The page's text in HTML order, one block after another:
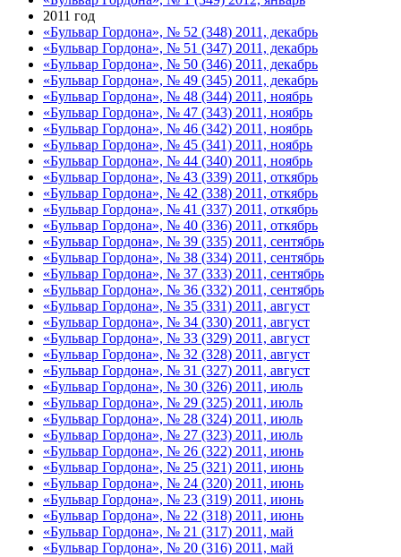
2011 год
«Бульвар Гордона», № 52 (348) 2011, декабрь
«Бульвар Гордона», № 51 (347) 2011, декабрь
«Бульвар Гордона», № 50 (346) 2011, декабрь
«Бульвар Гордона», № 49 (345) 2011, декабрь
«Бульвар Гордона», № 48 (344) 2011, ноябрь
«Бульвар Гордона», № 47 (343) 2011, ноябрь
«Бульвар Гордона», № 46 (342) 2011, ноябрь
«Бульвар Гордона», № 45 (341) 2011, ноябрь
«Бульвар Гордона», № 44 (340) 2011, ноябрь
«Бульвар Гордона», № 43 (339) 2011, откябрь
«Бульвар Гордона», № 42 (338) 2011, откябрь
«Бульвар Гордона», № 41 (337) 2011, откябрь
«Бульвар Гордона», № 40 (336) 2011, откябрь
«Бульвар Гордона», № 39 (335) 2011, сентябрь
«Бульвар Гордона», № 38 (334) 2011, сентябрь
«Бульвар Гордона», № 37 (333) 2011, сентябрь
«Бульвар Гордона», № 36 (332) 2011, сентябрь
«Бульвар Гордона», № 35 (331) 2011, август
«Бульвар Гордона», № 34 (330) 2011, август
«Бульвар Гордона», № 33 (329) 2011, август
«Бульвар Гордона», № 32 (328) 2011, август
«Бульвар Гордона», № 31 (327) 2011, август
«Бульвар Гордона», № 30 (326) 2011, июль
«Бульвар Гордона», № 29 (325) 2011, июль
«Бульвар Гордона», № 28 (324) 2011, июль
«Бульвар Гордона», № 27 (323) 2011, июль
«Бульвар Гордона», № 26 (322) 2011, июнь
«Бульвар Гордона», № 25 (321) 2011, июнь
«Бульвар Гордона», № 24 (320) 2011, июнь
«Бульвар Гордона», № 23 (319) 2011, июнь
«Бульвар Гордона», № 22 (318) 2011, июнь
«Бульвар Гордона», № 21 (317) 2011, май
«Бульвар Гордона», № 20 (316) 2011, май